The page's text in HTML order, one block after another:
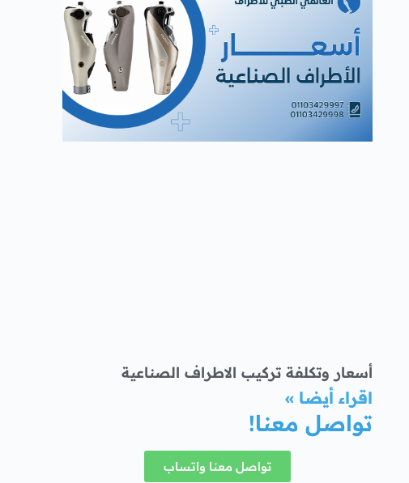
أسعار وتكلفة تركيب الاطراف الصناعية
اقراء أيضا »
تواصل معنا!
تواصل معنا واتساب